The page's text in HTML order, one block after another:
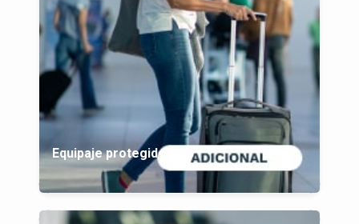
Equipaje protegido plus